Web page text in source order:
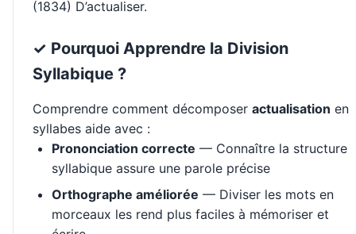
(1834) D’actualiser.
✓ Pourquoi Apprendre la Division
Syllabique ?
Comprendre comment décomposer actualisation en
syllabes aide avec :
Prononciation correcte — Connaître la structure
syllabique assure une parole précise
Orthographe améliorée — Diviser les mots en
morceaux les rend plus faciles à mémoriser et